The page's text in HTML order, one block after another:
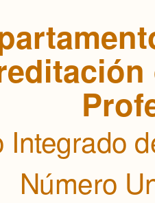
Integrado
Número